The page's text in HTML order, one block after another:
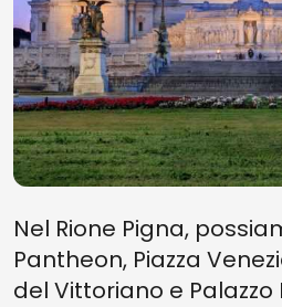
Nel Rione Pigna,
Pantheon, Piazza
del Vittoriano e Palazzo